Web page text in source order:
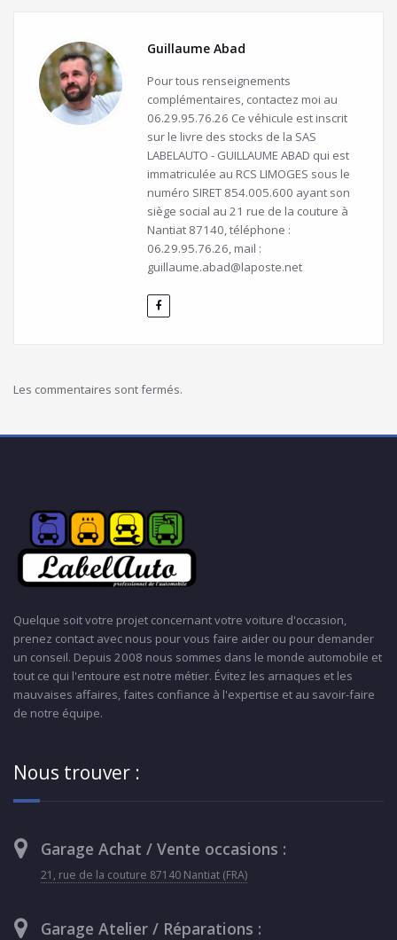
Guillaume Abad
Pour tous renseignements
complémentaires, contactez moi au
06.29.95.76.26 Ce véhicule est inscrit
sur le livre des stocks de la SAS
LABELAUTO - GUILLAUME ABAD qui est
immatriculée au RCS LIMOGES sous le
numéro SIRET 854.005.600 ayant son
siège social au 21 rue de la couture à
Nantiat 87140, téléphone :
06.29.95.76.26, mail :
guillaume.abad@laposte.net
Les commentaires sont fermés.
Quelque soit votre projet concernant votre voiture d'occasion,
prenez contact avec nous pour vous faire aider ou pour demander
un conseil. Depuis 2008 nous sommes dans le monde automobile et
tout ce qui l'entoure est notre métier. Évitez les arnaques et les
mauvaises affaires, faites confiance à l'expertise et au savoir-faire
de notre équipe.
Nous trouver :
Garage Achat / Vente occasions :
21, rue de la couture 87140 Nantiat (FRA)
Garage Atelier / Réparations :